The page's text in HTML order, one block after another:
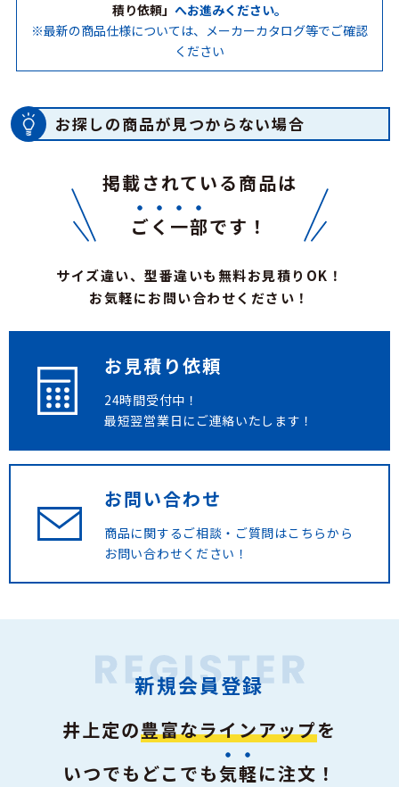
積り依頼」 へお進みください。
※最新の商品仕様については、メーカーカタログ等でご確認
ください
お探しの商品が見つからない場合
掲載されている商品は
ごく一部です！
サイズ違い、型番違いも無料お見積りOK！
お気軽にお問い合わせください！
お見積り依頼
24時間受付中！
最短翌営業日にご連絡いたします！
お問い合わせ
商品に関するご相談・ご質問はこちらから
お問い合わせください！
新規会員登録
井上定の豊富なラインアップを
いつでもどこでも気軽に注文！